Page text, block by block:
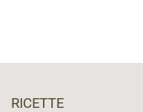
RICETTE